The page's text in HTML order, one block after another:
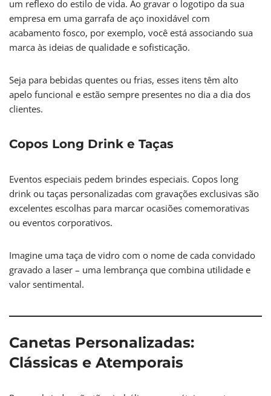
um reflexo do estilo de vida. Ao gravar o logotipo da sua
empresa em uma garrafa de aço inoxidável com
acabamento fosco, por exemplo, você está associando sua
marca às ideias de qualidade e sofisticação.
Seja para bebidas quentes ou frias, esses itens têm alto
apelo funcional e estão sempre presentes no dia a dia dos
clientes.
Copos Long Drink e Taças
Eventos especiais pedem brindes especiais. Copos long
drink ou taças personalizadas com gravações exclusivas são
excelentes escolhas para marcar ocasiões comemorativas
ou eventos corporativos.
Imagine uma taça de vidro com o nome de cada convidado
gravado a laser – uma lembrança que combina utilidade e
valor sentimental.
Canetas Personalizadas:
Clássicas e Atemporais